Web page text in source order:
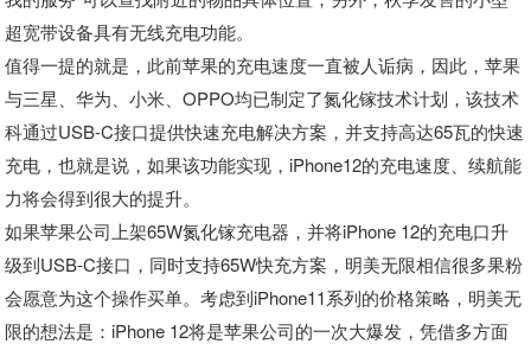
超宽带设备具有无线充电功能。
值得一提的就是，此前苹果的充电速度一直被人诟病，因此，苹果
与三星、华为、小米、OPPO均已制定了氮化镓技术计划，该技术
科通过USB-C接口提供快速充电解决方案，并支持高达65瓦的快速
充电，也就是说，如果该功能实现，iPhone12的充电速度、续航能
力将会得到很大的提升。
如果苹果公司上架65W氮化镓充电器，并将iPhone 12的充电口升
级到USB-C接口，同时支持65W快充方案，明美无限相信很多果粉
会愿意为这个操作买单。考虑到iPhone11系列的价格策略，明美无
限的想法是：iPhone 12将是苹果公司的一次大爆发，凭借多方面